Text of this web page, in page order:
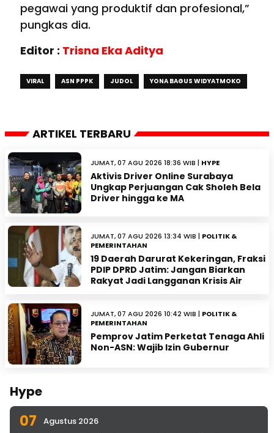
pegawai yang produktif dan profesional,”
pungkas dia.
Editor : Trisna Eka Aditya
VIRAL ASN PPPK JUDOL YONA BAGUS WIDYATMOKO
ARTIKEL TERBARU
JUMAT, 07 AGU 2026 18:36 WIB | HYPE
Aktivis Driver Online Surabaya
Ungkap Perjuangan Cak Sholeh Bela
Driver hingga ke MA
JUMAT, 07 AGU 2026 13:34 WIB | POLITIK &
PEMERINTAHAN
19 Daerah Darurat Kekeringan, Fraksi
PDIP DPRD Jatim: Jangan Biarkan
Rakyat Jadi Langganan Krisis Air
JUMAT, 07 AGU 2026 10:42 WIB | POLITIK &
PEMERINTAHAN
Pemprov Jatim Perketat Tenaga Ahli
Non-ASN: Wajib Izin Gubernur
Hype
07 Agustus 2026